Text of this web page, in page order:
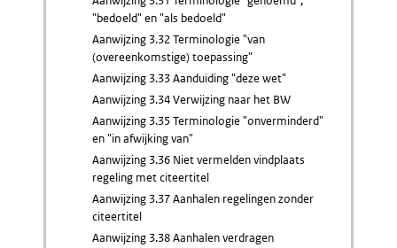
"bedoeld" en "als bedoeld"
Aanwijzing 3.32 Terminologie "van
(overeenkomstige) toepassing"
Aanwijzing 3.33 Aanduiding "deze wet"
Aanwijzing 3.34 Verwijzing naar het BW
Aanwijzing 3.35 Terminologie "onverminderd"
en "in afwijking van"
Aanwijzing 3.36 Niet vermelden vindplaats
regeling met citeertitel
Aanwijzing 3.37 Aanhalen regelingen zonder
citeertitel
Aanwijzing 3.38 Aanhalen verdragen